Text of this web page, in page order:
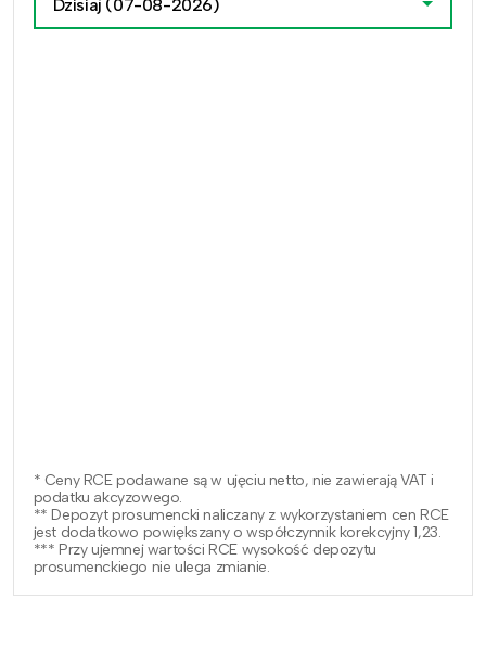
Dzisiaj (07-08-2026)
* Ceny RCE podawane są w ujęciu netto, nie zawierają VAT i
podatku akcyzowego.
** Depozyt prosumencki naliczany z wykorzystaniem cen RCE
jest dodatkowo powiększany o współczynnik korekcyjny 1,23.
*** Przy ujemnej wartości RCE wysokość depozytu
prosumenckiego nie ulega zmianie.